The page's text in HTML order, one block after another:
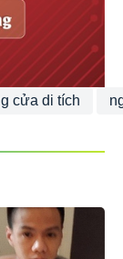
cửa di tích